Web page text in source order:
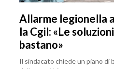
Allarme legionella
la Cgil: «Le
bastano»
Il sindacato chiede un piano di